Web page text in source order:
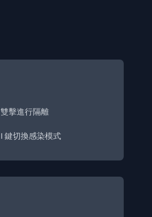
雙擊進行隔離
I 鍵切換感染模式